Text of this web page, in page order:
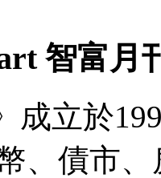
智富月
成立於
、債市